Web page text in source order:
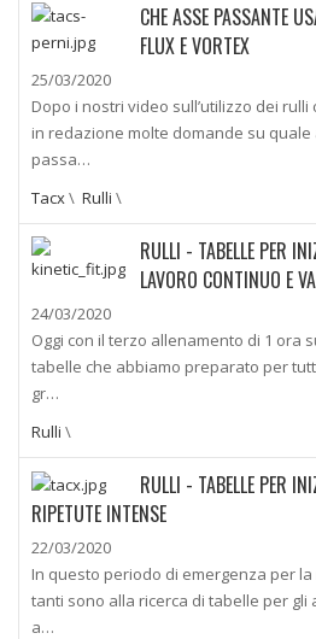
CHE ASSE PASSANTE
FLUX E VORTEX
25/03/2020
Dopo i nostri video sull’utilizzo dei
in redazione molte domande su
passa…
Tacx\ Rulli \
RULLI - TABELLE PER
LAVORO CONTINUO E
24/03/2020
Oggi con il terzo allenamento di 1 ora
tabelle che abbiamo preparato per
gr…
Rulli \
RULLI - TABELLE PER
RIPETUTE INTENSE
22/03/2020
In questo periodo di emergenza per
tanti sono alla ricerca di tabelle per gli
a…